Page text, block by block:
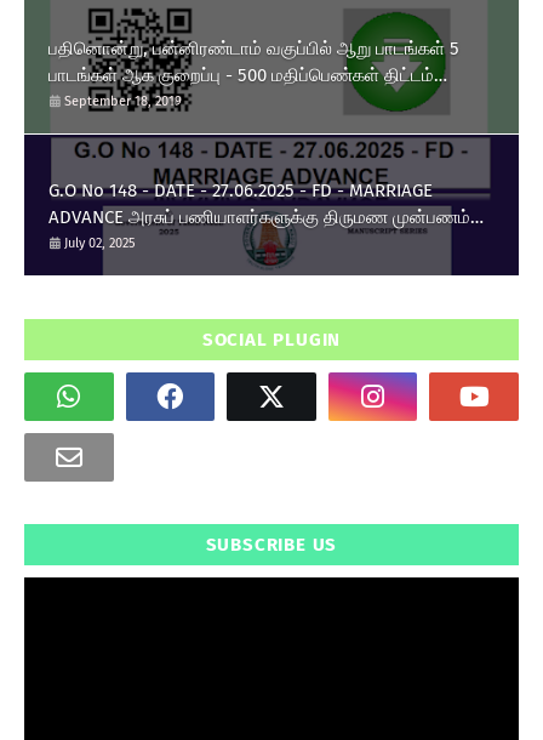
வெளியிட்டுள்ளது.
பதினொன்று, பன்னிரண்டாம் வகுப்பில் ஆறு பாடங்கள் 5
பாடங்கள் ஆக குறைப்பு - 500 மதிப்பெண்கள் திட்டம்
அறிமுகம் - தமிழக அரசு அரசாணை வெளியீடு.
September 18, 2019
G.O No 148 - DATE - 27.06.2025 - FD - MARRIAGE
ADVANCE அரசுப் பணியாளர்களுக்கு திருமண முன்பணம்
உயர்வு.
July 02, 2025
SOCIAL PLUGIN
SUBSCRIBE US